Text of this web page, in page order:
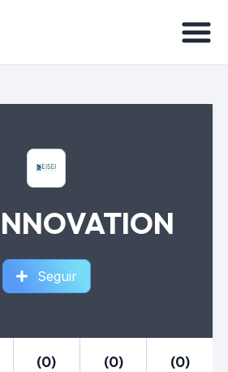
Seguir
(0)
(0)
(0)